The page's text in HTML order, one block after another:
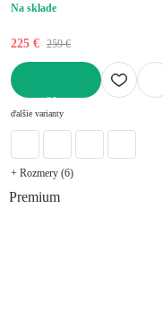
Na sklade
225 € 259 €
ďalšie varianty
+ Rozmery (6)
Premium